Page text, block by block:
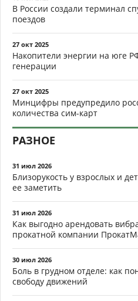
В России создали терминал
поездов
27 окт 2025
Накопители энергии на юге
генерации
27 окт 2025
Минцифры предупредило
количества сим-карт
РАЗНОЕ
31 июл 2026
Близорукость у взрослых и
ее заметить
31 июл 2026
Как выгодно арендовать
прокатной компании
30 июл 2026
Боль в грудном отделе: как
свободу движений